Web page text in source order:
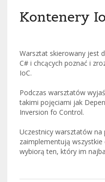
Kontenery
Warsztat skierowany jest
C# i chcących poznać i
IoC.
Podczas warsztatów
takimi pojęciami jak
Inversion fo Control.
Uczestnicy warsztatów
zaimplementują
wybiorą ten, który im